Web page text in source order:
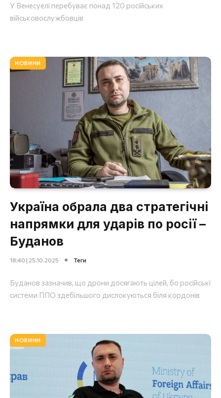
У Венесуелі перебуває понад 120 російських
військовослужбовців
НОВИНИ
Україна обрала два стратегічні
напрямки для ударів по росії –
Буданов
18:40 | 25.10.2025 Теги
Буданов зазначив, що дрони досягають цілей, бо російські
системи ППО здебільшого дислокуються біля кордонів
НОВИНИ